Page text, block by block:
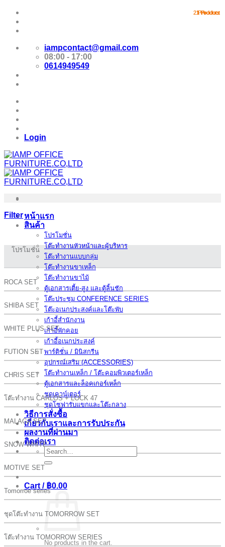
Skip
content
iampcontact@gmail.com
08:00 - 17:00
0614949549
Login
หน้าแรก
สินค้า
โปรโมชั่น
โต๊ะทำงานหัวหน้าและผู้บริหาร
โต๊ะทำงานแบบกลุ่ม
โต๊ะทำงานขาเหล็ก
โต๊ะทำงานขาไม้
ตู้เอกสารเตี้ย-สูง และตู้ลิ้นชัก
โต๊ะประชุม CONFERENCE SERIES
โต๊ะอเนกประสงค์และโต๊ะพับ
เก้าอี้สำนักงาน
เก้าอี้พักคอย
เก้าอี้อเนกประสงค์
พาร์ติชั่น / มินิสกรีน
อุปกรณ์เสริม (ACCESSORIES)
โต๊ะทำงานเหล็ก / โต๊ะคอมพิวเตอร์เหล็ก
ตู้เอกสารและล็อคเกอร์เหล็ก
ชุดเคาน์เตอร์
ชุดโซฟารับแขกและโต๊ะกลาง
วิธีการสั่งซื้อ
เกี่ยวกับเราและการรับประกัน
ผลงานที่ผ่านมา
ติดต่อเรา
Search
for:
Cart / ฿0.00
No products in the cart.
Filter
โปรโมชั่น
ROCA SET
SHIBA SET
WHITE PLUS SET
FUTION SET
CHRIS SET
โต๊ะทำงาน CARLOS + LOCK 47
MALAGA SET
SNOW WHITE
MOTIVE SET
Tomorroe series
ชุดโต๊ะทำงาน TOMORROW SET
โต๊ะทำงาน TOMORROW SERIES
2 Products
1 Product
1 Product
1 Product
1 Product
1 Product
1 Product
1 Product
2 Products
1 Product
1 Product